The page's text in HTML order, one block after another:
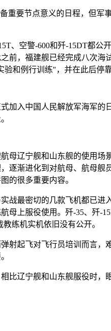
重要节点意义的日程，但
、空警-600和歼-15DT都
前，福建舰已经完成八次
和例行训练"，并在此后停
加入中国人民解放军海军
母辽宁舰和山东舰的使用
逐渐进化到对航母、航母
的很多重要内容。
战最密切的几款飞机都已
母上服役使用。歼-35、歼
练机实机依旧没有公开。
射起飞对飞行员培训而言
比辽宁舰和山东舰服役时，